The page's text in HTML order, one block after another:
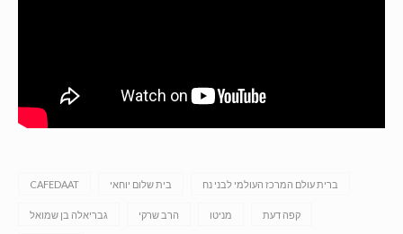
CAFEDAAT בית שלום יוחאי ברית עולם המרכז העולמי לבני נח
גבריאלה בן שמואל הרב שרקי מניטו קפה דעת